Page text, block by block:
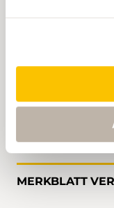
Den Schweizer
oder Beschwerde
zusätzlichen
MERKBLATT